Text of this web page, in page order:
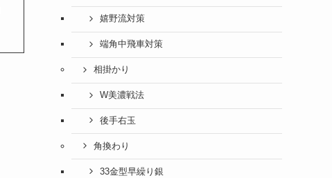
嬉野流対策
端角中飛車対策
相掛かり
W美濃戦法
後手右玉
角換わり
33金型早繰り銀